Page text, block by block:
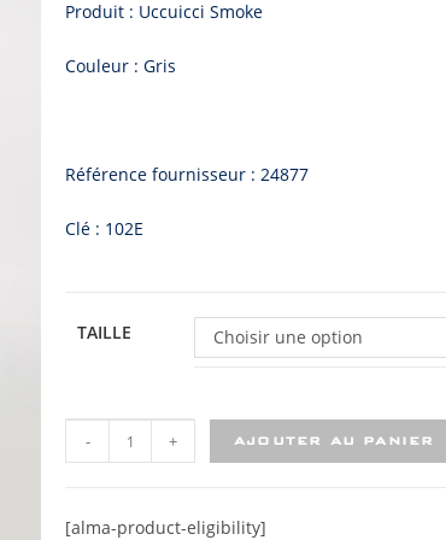
Produit : Uccuicci Smoke
Couleur : Gris
Référence fournisseur : 24877
Clé : 102E
TAILLE Choisir une option
- + AJOUTER AU PANIER
[alma-product-eligibility]